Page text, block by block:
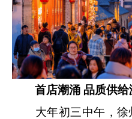
首店潮涌 品质供
大年初三中午，徐